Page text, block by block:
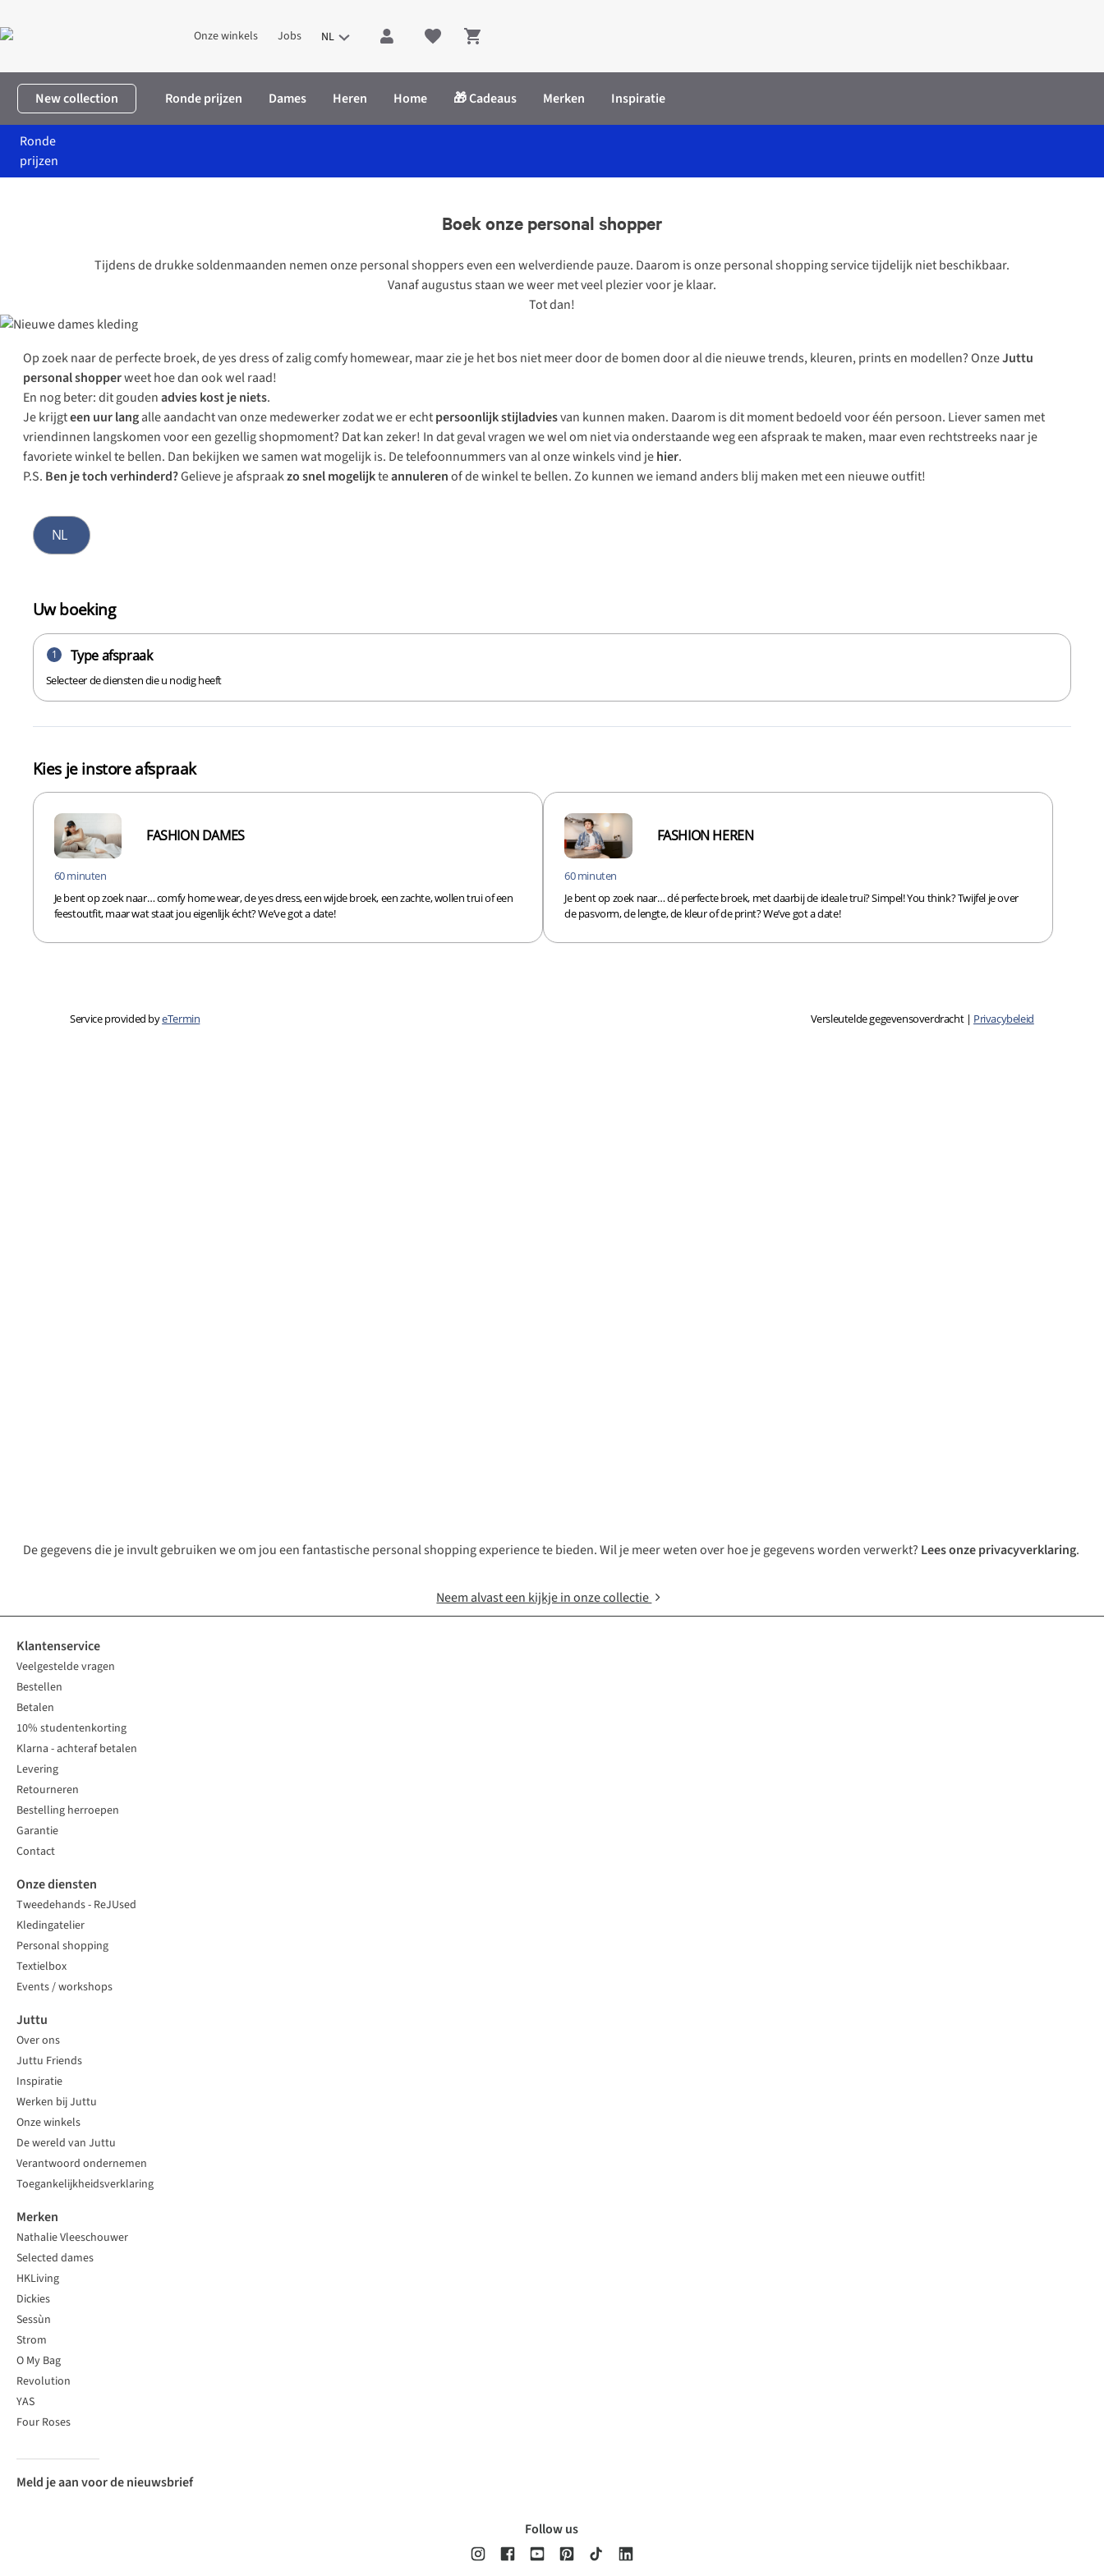
Onze winkels Jobs NL Shopping cart
New collection Ronde prijzen Dames Heren Home 🎁 Cadeaus Merken Inspiratie
Ronde
prijzen
Boek onze personal shopper
Tijdens de drukke soldenmaanden nemen onze personal shoppers even een welverdiendepauze. Daarom is onze personal shopping servicetijdelijk niet beschikbaar.
Vanafaugustusstaan we weer met veel plezier voor je klaar.
Tot dan!
Op zoek naar de perfecte broek, de yes dress of zalig comfy homewear, maar zie je het bos niet meer door de bomen door al die nieuwe trends, kleuren, prints en modellen? OnzeJuttu
personal shopperweet hoe dan ook wel raad!
En nog beter: dit goudenadvies kost je niets.
Je krijgteen uur langalle aandacht van onze medewerker zodat we er echtpersoonlijk stijladviesvan kunnen maken. Daarom is dit moment bedoeld voor één persoon. Liever samen met
vriendinnen langskomen voor een gezellig shopmoment? Dat kan zeker! In dat geval vragen we wel om niet via onderstaande weg een afspraak te maken, maar even rechtstreeks naar je
favoriete winkel te bellen. Dan bekijken we samen wat mogelijk is. De telefoonnummers van al onze winkels vind jehier.
P.S. Ben je toch verhinderd?Gelieve je afspraakzo snel mogelijkteannulerenof de winkel te bellen. Zo kunnen we iemand anders blij maken met een nieuwe outfit!
De gegevens die je invult gebruiken we om jou een fantastische personal shopping experience te bieden. Wil je meer weten over hoe je gegevens worden verwerkt? Leesonze privacyverklaring.
Neem alvast een kijkje in onze collectie
Klantenservice
Veelgestelde vragen
Bestellen
Betalen
10% studentenkorting
Klarna - achteraf betalen
Levering
Retourneren
Bestelling herroepen
Garantie
Contact
Onze diensten
Tweedehands - ReJUsed
Kledingatelier
Personal shopping
Textielbox
Events / workshops
Juttu
Over ons
Juttu Friends
Inspiratie
Werken bij Juttu
Onze winkels
De wereld van Juttu
Verantwoord ondernemen
Toegankelijkheidsverklaring
Merken
Nathalie Vleeschouwer
Selected dames
HKLiving
Dickies
Sessùn
Strom
O My Bag
Revolution
YAS
Four Roses
Meld je aan voor de nieuwsbrief
Follow us